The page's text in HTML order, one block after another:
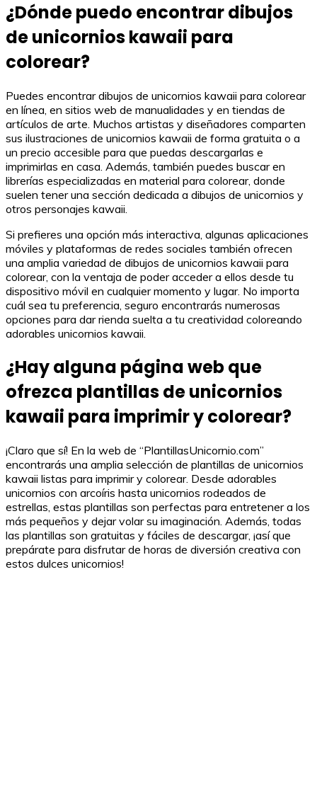
¿Dónde puedo encontrar dibujos
de unicornios kawaii para
colorear?
Puedes encontrar dibujos de unicornios kawaii para colorear
en línea, en sitios web de manualidades y en tiendas de
artículos de arte. Muchos artistas y diseñadores comparten
sus ilustraciones de unicornios kawaii de forma gratuita o a
un precio accesible para que puedas descargarlas e
imprimirlas en casa. Además, también puedes buscar en
librerías especializadas en material para colorear, donde
suelen tener una sección dedicada a dibujos de unicornios y
otros personajes kawaii.
Si prefieres una opción más interactiva, algunas aplicaciones
móviles y plataformas de redes sociales también ofrecen
una amplia variedad de dibujos de unicornios kawaii para
colorear, con la ventaja de poder acceder a ellos desde tu
dispositivo móvil en cualquier momento y lugar. No importa
cuál sea tu preferencia, seguro encontrarás numerosas
opciones para dar rienda suelta a tu creatividad coloreando
adorables unicornios kawaii.
¿Hay alguna página web que
ofrezca plantillas de unicornios
kawaii para imprimir y colorear?
¡Claro que sí! En la web de “PlantillasUnicornio.com”
encontrarás una amplia selección de plantillas de unicornios
kawaii listas para imprimir y colorear. Desde adorables
unicornios con arcoíris hasta unicornios rodeados de
estrellas, estas plantillas son perfectas para entretener a los
más pequeños y dejar volar su imaginación. Además, todas
las plantillas son gratuitas y fáciles de descargar, ¡así que
prepárate para disfrutar de horas de diversión creativa con
estos dulces unicornios!